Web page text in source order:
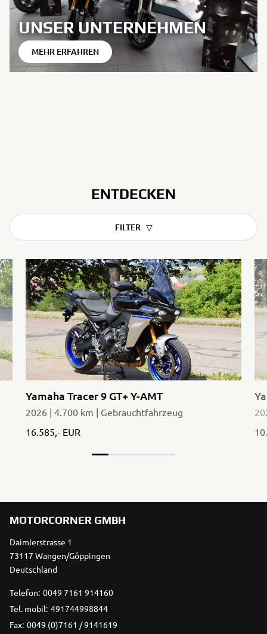
UNSER UNTERNEHMEN
MEHR ERFAHREN
UNSER FAHRZEUGBESTAND
PROBEFAHRT
ENTDECKEN
FILTER
Yamaha Tracer 9 GT+ Y-AMT
2026 | 4.700 km | Gebrauchtfahrzeug
16.585,- EUR
MOTORCORNER GMBH
Daimlerstrasse 1
73117 Wangen/Göppingen
Deutschland
Telefon: 0049 7161 914160
Tel. mobil: 491744998844
Fax: 0049 (0)7161 / 9141619